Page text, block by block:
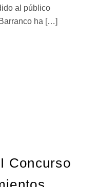
al público
ha […]
Concurso